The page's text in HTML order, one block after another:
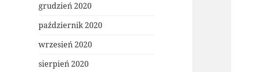
grudzień 2020
październik 2020
wrzesień 2020
sierpień 2020